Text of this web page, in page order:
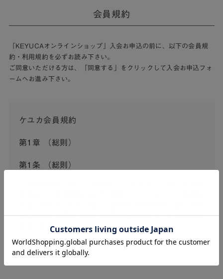
会員規約
「KEYUCAオンラインショップ」入会お申込の前に、以下の会員規
約・利用規約を必ずお読み下さい。
ご同意いただける方は、「同意する」をクリックして入会お申込フォ
ームへお進み下さい。
ケユカ会員規約
第1章 （総則）
第1条 （総則）
を承認したお客様（以下「会員」といいます。）に対し適
用されます。
本規約は、会員と弊社との間のサービスの利用に関わる一
切の関係に適用されるものとします。
弊社が一連のサービスを提供するにあたり、本規約のほ